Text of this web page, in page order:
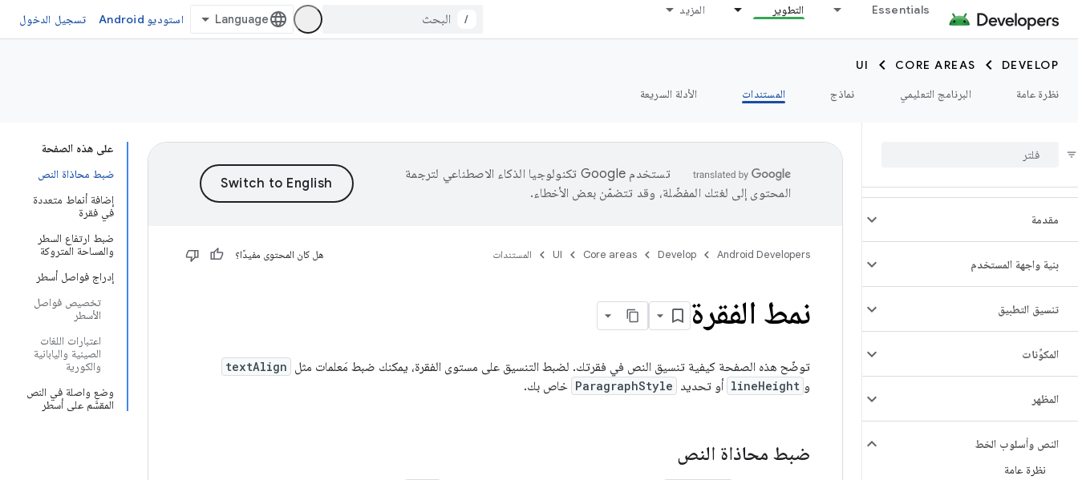
Essentials التطوير المزيد
/ استوديو Android تسجيل الدخول
DEVELOP
CORE AREAS
UI
نظرة عامة
البرنامج التعليمي نماذج المستندات الأدلة السريعة
مقدمة
بنية واجهة المستخدم
تنسيق التطبيق
المكوِّنات
المظهر
النص وأسلوب الخط
نظرة عامة
على هذه الصفحة
ضبط محاذاة النص
إضافة أنماط متعددة
في فقرة
ضبط ارتفاع السطر
والمساحة المتروكة
إدراج فواصل أسطر
تخصيص فواصل
الأسطر
اعتبارات اللغات
الصينية واليابانية
والكورية
وضع واصلة في النص
المقسَّم على أسطر
تستخدم Google تكنولوجيا الذكاء الاصطناعي لترجمة
المحتوى إلى لغتك المفضّلة، وقد تتضمّن بعض الأخطاء.
Android Developers
Develop
Core areas
UI المستندات هل كان المحتوى مفيدًا؟
نمط الفقرة
توضّح هذه الصفحة كيفية تنسيق النص في فقرتك. لضبط التنسيق على مستوى الفقرة، يمكنك ضبط مَعلمات مثل textAlign
و lineHeight أو تحديد ParagraphStyle خاص بك.
ضبط محاذاة النص